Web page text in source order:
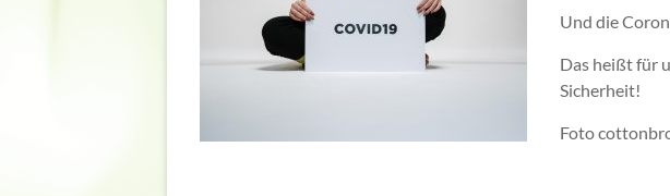
Und die
Das heißt für
Sicherheit!
Foto